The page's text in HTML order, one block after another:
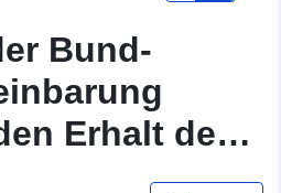
Bund-
Erhalt der